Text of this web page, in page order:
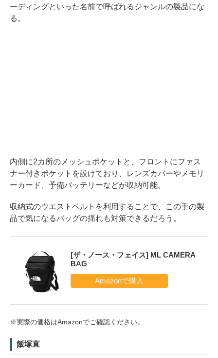
ーディングといった名前で呼ばれるジャンルの製品にな
る。
内側に2カ所のメッシュポケットと、フロントにファス
ナー付きポケットを設けており、レンズカバーやメモリ
ーカード、予備バッテリーなどが収納可能。
収納式のウエストベルトを利用することで、この手の製
品で気になるバッグの揺れも対策できるだろう。
[ザ・ノース・フェイス] ML CAMERA
BAG
※実際の価格はAmazonでご確認ください。
飯塚直